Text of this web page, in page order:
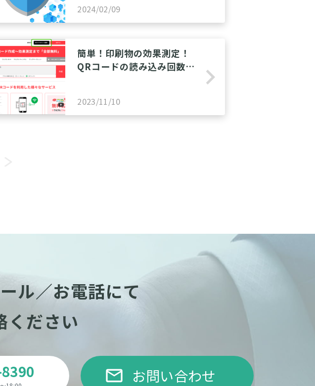
2024/02/09
簡単！印刷物の効果測定！
QRコードの読み込み回数を
2023/11/10
navigate_next
ル／お電話にて
ください
email お問い合わせ